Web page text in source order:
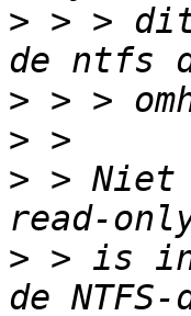
> > > dit
>
>
> > Niet
> > is